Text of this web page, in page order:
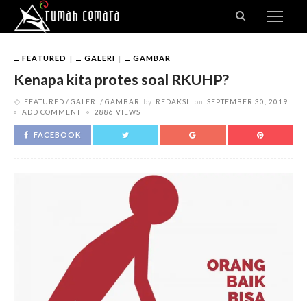
FEATURED GALERI GAMBAR
Kenapa kita protes soal RKUHP?
FEATURED GALERI GAMBAR by REDAKSI on SEPTEMBER 30, 2019
ADD COMMENT
2886 VIEWS
FACEBOOK